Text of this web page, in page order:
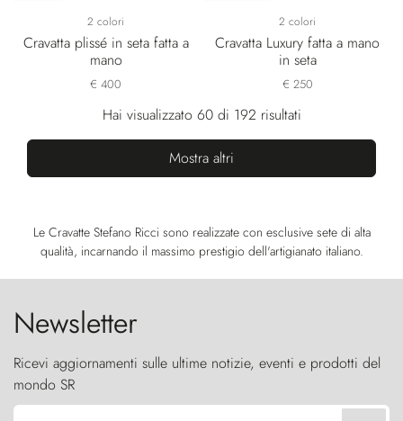
2 colori
Cravatta plissé in seta fatta a
mano
€ 400
2 colori
Cravatta Luxury fatta a mano
in seta
€ 250
Hai visualizzato 60 di 192 risultati
Mostra altri
Le Cravatte Stefano Ricci sono realizzate con esclusive sete di alta
qualità, incarnando il massimo prestigio dell'artigianato italiano.
Newsletter
Ricevi aggiornamenti sulle ultime notizie, eventi e prodotti del
mondo SR